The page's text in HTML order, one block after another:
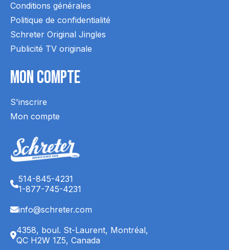
Conditions générales
Politique de confidentialité
Schreter Original Jingles
Publicité TV originale
Mon Compte
S'inscrire
Mon compte
514-845-4231
1-877-745-4231
info@schreter.com
4358, boul. St-Laurent, Montréal,
QC H2W 1Z5, Canada